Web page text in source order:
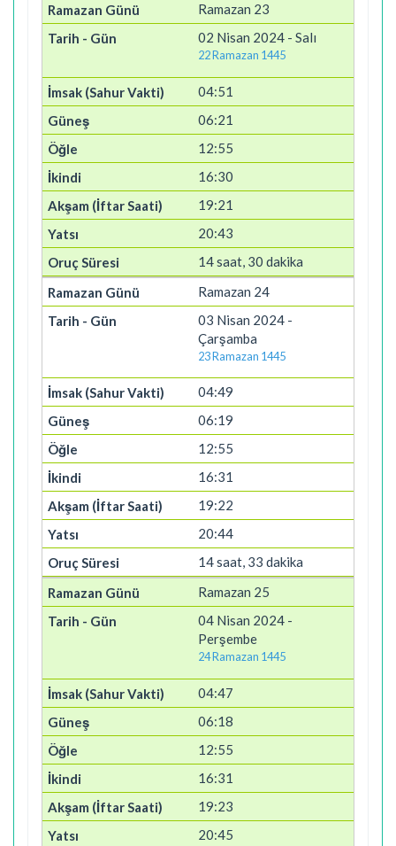
Ramazan 23
02 Nisan 2024 - Salı
22 Ramazan 1445
04:51
06:21
12:55
16:30
19:21
20:43
14 saat, 30 dakika
Ramazan 24
03 Nisan 2024 -
Çarşamba
23 Ramazan 1445
04:49
06:19
12:55
16:31
19:22
20:44
14 saat, 33 dakika
Ramazan 25
04 Nisan 2024 -
Perşembe
24 Ramazan 1445
04:47
06:18
12:55
16:31
19:23
20:45